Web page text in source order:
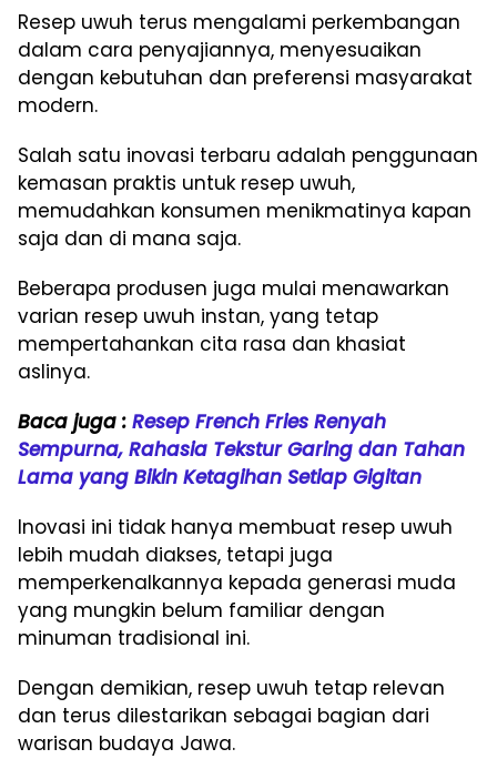
Resep uwuh terus mengalami perkembangan
dalam cara penyajiannya, menyesuaikan
dengan kebutuhan dan preferensi masyarakat
modern.
Salah satu inovasi terbaru adalah penggunaan
kemasan praktis untuk resep uwuh,
memudahkan konsumen menikmatinya kapan
saja dan di mana saja.
Beberapa produsen juga mulai menawarkan
varian resep uwuh instan, yang tetap
mempertahankan cita rasa dan khasiat
aslinya.
Baca juga : Resep French Fries Renyah
Sempurna, Rahasia Tekstur Garing dan Tahan
Lama yang Bikin Ketagihan Setiap Gigitan
Inovasi ini tidak hanya membuat resep uwuh
lebih mudah diakses, tetapi juga
memperkenalkannya kepada generasi muda
yang mungkin belum familiar dengan
minuman tradisional ini.
Dengan demikian, resep uwuh tetap relevan
dan terus dilestarikan sebagai bagian dari
warisan budaya Jawa.